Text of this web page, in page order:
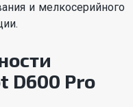
и мелкосерийного
D600 Pro